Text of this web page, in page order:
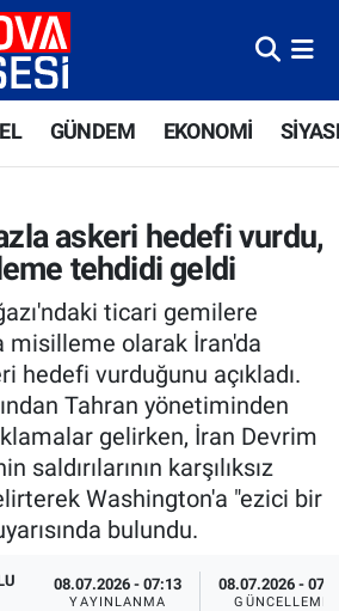
GÜNDEM EKONOMİ
askeri hedefi vurdu,
tehdidi geldi
ticari gemilere
misilleme olarak İran'da
hedefi vurduğunu açıkladı.
Tahran yönetiminden
gelirken, İran Devrim
saldırılarının karşılıksız
Washington'a "ezici bir
bulundu.
08.07.2026 - 07:13
YAYINLANMA
08.07.2026 -
GÜNCELLEME
Eczaneler
Durumu ve Fikstür